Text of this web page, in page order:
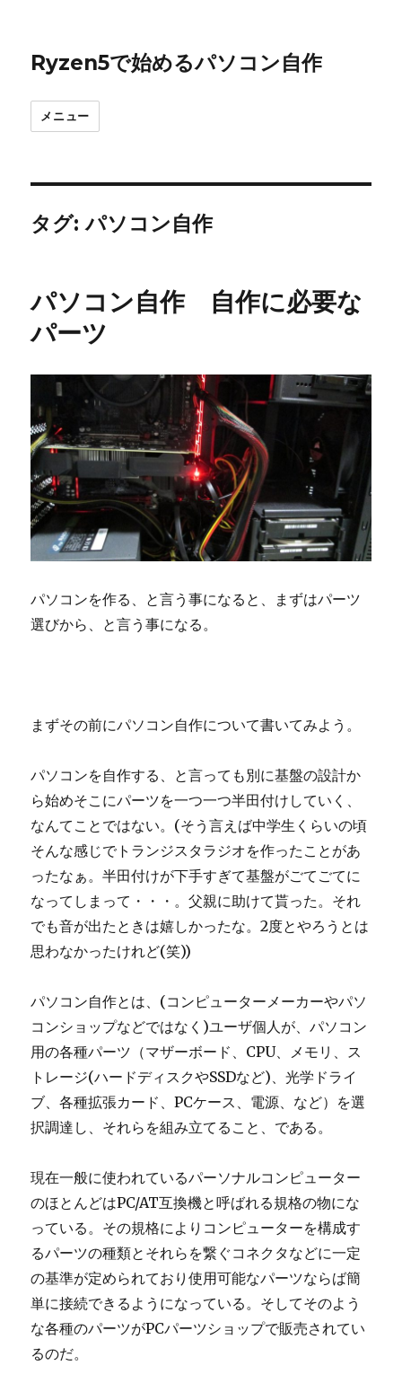
Ryzen5で始めるパソコン自作
メニュー
タグ:パソコン自作
パソコン自作 自作に必要な
パーツ
パソコンを作る、と言う事になると、まずはパーツ
選びから、と言う事になる。
まずその前にパソコン自作について書いてみよう。
パソコンを自作する、と言っても別に基盤の設計か
ら始めそこにパーツを一つ一つ半田付けしていく、
なんてことではない。(そう言えば中学生くらいの頃
そんな感じでトランジスタラジオを作ったことがあ
ったなぁ。半田付けが下手すぎて基盤がごてごてに
なってしまって・・・。父親に助けて貰った。それ
でも音が出たときは嬉しかったな。2度とやろうとは
思わなかったけれど(笑))
パソコン自作とは、(コンピューターメーカーやパソ
コンショップなどではなく)ユーザ個人が、パソコン
用の各種パーツ（マザーボード、CPU、メモリ、ス
トレージ(ハードディスクやSSDなど)、光学ドライ
ブ、各種拡張カード、PCケース、電源、など）を選
択調達し、それらを組み立てること、である。
現在一般に使われているパーソナルコンピューター
のほとんどはPC/AT互換機と呼ばれる規格の物にな
っている。その規格によりコンピューターを構成す
るパーツの種類とそれらを繋ぐコネクタなどに一定
の基準が定められており使用可能なパーツならば簡
単に接続できるようになっている。そしてそのよう
な各種のパーツがPCパーツショップで販売されてい
るのだ。